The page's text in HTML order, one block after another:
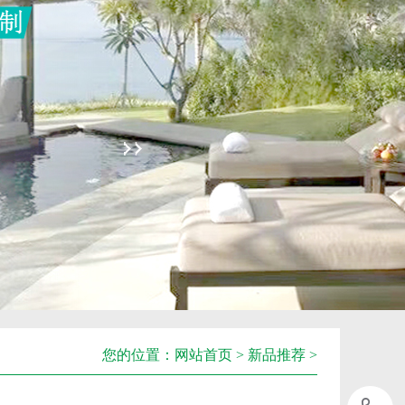
您的位置： 网站首页 > 新品推荐 >